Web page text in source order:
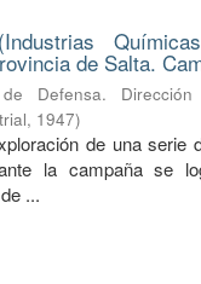
de Salta.
de Defensa.
, 1947)
de una
la campaña se
...